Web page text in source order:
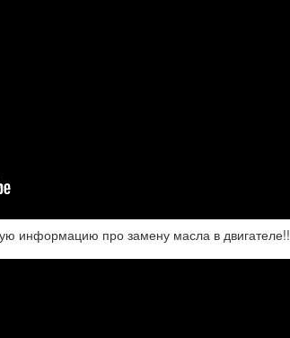
информацию про замену масла в двигателе!!